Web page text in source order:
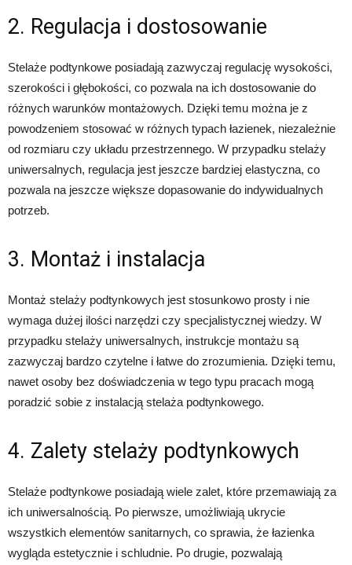
2. Regulacja i dostosowanie
Stelaże podtynkowe posiadają zazwyczaj regulację wysokości,
szerokości i głębokości, co pozwala na ich dostosowanie do
różnych warunków montażowych. Dzięki temu można je z
powodzeniem stosować w różnych typach łazienek, niezależnie
od rozmiaru czy układu przestrzennego. W przypadku stelaży
uniwersalnych, regulacja jest jeszcze bardziej elastyczna, co
pozwala na jeszcze większe dopasowanie do indywidualnych
potrzeb.
3. Montaż i instalacja
Montaż stelaży podtynkowych jest stosunkowo prosty i nie
wymaga dużej ilości narzędzi czy specjalistycznej wiedzy. W
przypadku stelaży uniwersalnych, instrukcje montażu są
zazwyczaj bardzo czytelne i łatwe do zrozumienia. Dzięki temu,
nawet osoby bez doświadczenia w tego typu pracach mogą
poradzić sobie z instalacją stelaża podtynkowego.
4. Zalety stelaży podtynkowych
Stelaże podtynkowe posiadają wiele zalet, które przemawiają za
ich uniwersalnością. Po pierwsze, umożliwiają ukrycie
wszystkich elementów sanitarnych, co sprawia, że łazienka
wygląda estetycznie i schludnie. Po drugie, pozwalają